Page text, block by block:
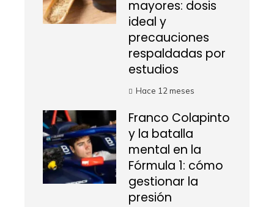
mayores: dosis
ideal y
precauciones
respaldadas por
estudios
Hace 12 meses
Franco Colapinto
y la batalla
mental en la
Fórmula 1: cómo
gestionar la
presión